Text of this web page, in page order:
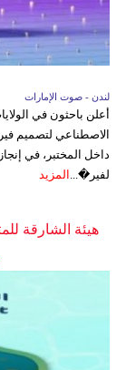
لندن - صوت الإمارات
أعلن باحثون في
الاصطناعي لتصميم
داخل المختبر، في
لفير�...
المزيد
هيئة الشارقة